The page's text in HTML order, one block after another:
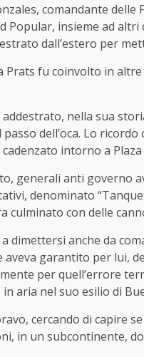
comandante
Popular, insieme ad
dall’estero per
Prats fu coinvolto in
nella sua
dell’oca. Lo
intorno a Plaza
generali anti governo
denominato
culminato con delle
dimettersi anche da
aveva garantito per lui,
per quell’errore
aria nel suo esilio di
cercando di capire
in un subcontinente,